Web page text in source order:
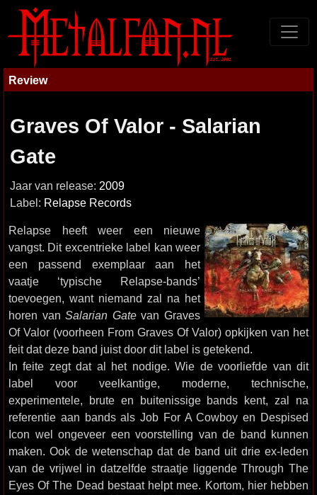
Review
Graves Of Valor - Salarian
Gate
Jaar van release: 2009
Label: Relapse Records
Relapse heeft weer een nieuwe
vangst. Dit excentrieke label kan weer
een passend exemplaar aan het
vaatje ‘typische Relapse-bands’
toevoegen, want niemand zal na het
horen vanSalarian Gatevan Graves
Of Valor (voorheen From Graves Of Valor) opkijken van het
feit dat deze band juist door dit label is getekend.
In feite zegt dat al het nodige. Wie de voorliefde van dit
label voor veelkantige, moderne, technische,
experimentele, brute en buitenissige bands kent, zal na
referentie aan bands als Job For A Cowboy en Despised
Icon wel ongeveer een voorstelling van de band kunnen
maken. Ook de wetenschap dat de band uit drie ex-leden
van de vrijwel in datzelfde straatje liggende Through The
Eyes Of The Dead bestaat helpt mee. Kortom, hier hebben